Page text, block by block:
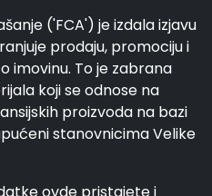
('FCA') je izdala izjavu
prodaju, promociju i
imovinu. To je zabrana
koji se odnose na
proizvoda na bazi
stanovnicima Velike